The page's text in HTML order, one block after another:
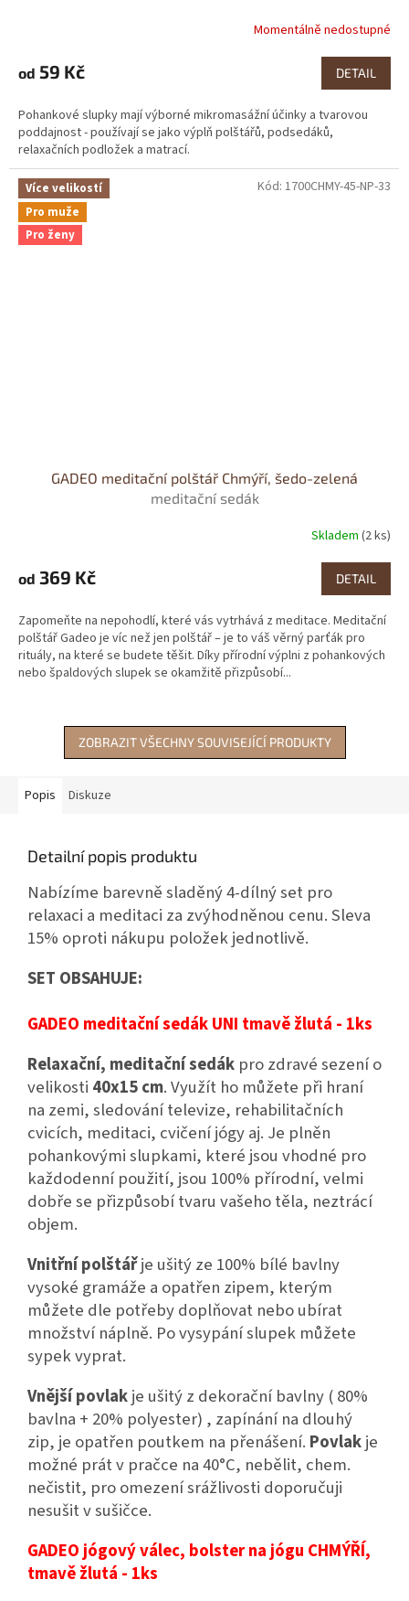
produktu
je
z
5
hvězdiček.
Momentálně nedostupné
od 59 Kč DETAIL
Pohankové slupky mají výborné mikromasážní účinky a tvarovou
poddajnost - používají se jako výplň polštářů, podsedáků,
relaxačních podložek a matrací.
Více velikostí
Pro muže
Pro ženy
GADEO meditační polštář Chmýří, šedo-zelená
meditační sedák
produktu
je
z
5
hvězdiček.
Skladem(2 ks)
od 369 Kč DETAIL
Zapomeňte na nepohodlí, které vás vytrhává z meditace. Meditační
polštář Gadeo je víc než jen polštář – je to váš věrný parťák pro
rituály, na které se budete těšit. Díky přírodní výplni z pohankových
nebo špaldových slupek se okamžitě přizpůsobí...
Kód: 1700CHMY-45-NP-33
ZOBRAZIT VŠECHNY SOUVISEJÍCÍ PRODUKTY
Popis Diskuze
Detailní popis produktu
Nabízíme barevně sladěný 4-dílný set pro
relaxaci a meditaci za zvýhodněnou cenu. Sleva
15% oproti nákupu položek jednotlivě.
SET OBSAHUJE:
GADEO meditační sedák UNI tmavě žlutá - 1ks
Relaxační, meditační sedák pro zdravé sezení o
velikosti 40x15 cm. Využít ho můžete při hraní
na zemi, sledování televize, rehabilitačních
cvicích, meditaci, cvičení jógy aj. Je plněn
pohankovými slupkami, které jsou vhodné pro
každodenní použití, jsou 100% přírodní, velmi
dobře se přizpůsobí tvaru vašeho těla, neztrácí
objem.
Vnitřní polštářje ušitý ze 100% bílé bavlny
vysoké gramáže a opatřen zipem, kterým
můžete dle potřeby doplňovat nebo ubírat
množství náplně. Po vysypání slupek můžete
sypek vyprat.
Vnější povlakje ušitý z dekorační bavlny ( 80%
bavlna + 20% polyester) , zapínání na dlouhý
zip, je opatřen poutkem na přenášení. Povlakje
možné prát v pračce na 40°C, nebělit, chem.
nečistit, pro omezení srážlivosti doporučuji
nesušit v sušičce.
GADEO jógový válec, bolster na jógu CHMÝŘÍ,
tmavě žlutá - 1ks